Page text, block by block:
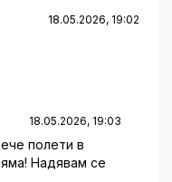
18.05.2026, 19:02
18.05.2026, 19:03
полети в
Надявам се